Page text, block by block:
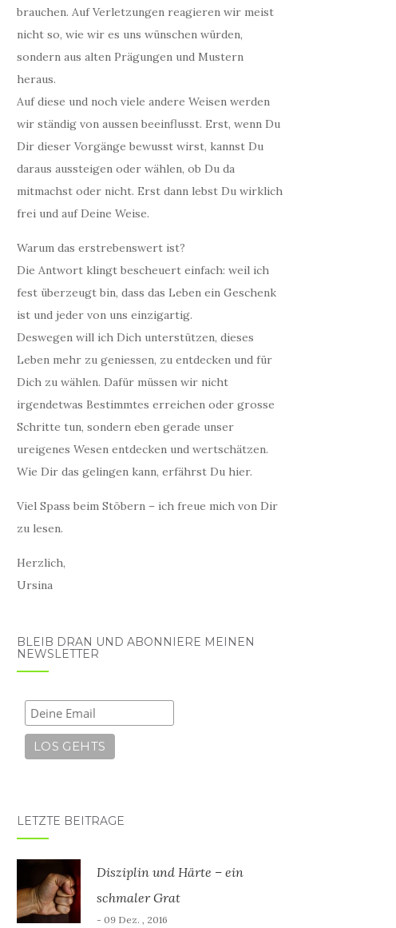
brauchen. Auf Verletzungen reagieren wir meist
nicht so, wie wir es uns wünschen würden,
sondern aus alten Prägungen und Mustern
heraus.
Auf diese und noch viele andere Weisen werden
wir ständig von aussen beeinflusst. Erst, wenn Du
Dir dieser Vorgänge bewusst wirst, kannst Du
daraus aussteigen oder wählen, ob Du da
mitmachst oder nicht. Erst dann lebst Du wirklich
frei und auf Deine Weise.
Warum das erstrebenswert ist?
Die Antwort klingt bescheuert einfach: weil ich
fest überzeugt bin, dass das Leben ein Geschenk
ist und jeder von uns einzigartig.
Deswegen will ich Dich unterstützen, dieses
Leben mehr zu geniessen, zu entdecken und für
Dich zu wählen. Dafür müssen wir nicht
irgendetwas Bestimmtes erreichen oder grosse
Schritte tun, sondern eben gerade unser
ureigenes Wesen entdecken und wertschätzen.
Wie Dir das gelingen kann, erfährst Du hier.
Viel Spass beim Stöbern – ich freue mich von Dir
zu lesen.
Herzlich,
Ursina
BLEIB DRAN UND ABONNIERE MEINEN
NEWSLETTER
LETZTE BEITRÄGE
Disziplin und Härte – ein
schmaler Grat
- 09 Dez. , 2016